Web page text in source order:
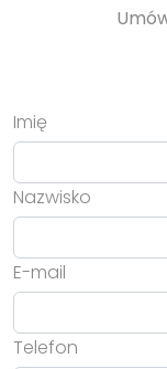
Imię
Nazwisko
E-mail
Telefon